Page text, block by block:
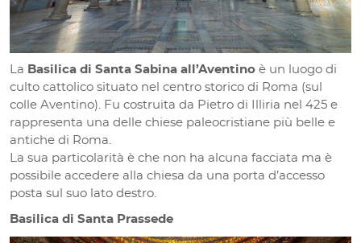
La Basilica di Santa Sabina all’Aventino è un luogo di
culto cattolico situato nel centro storico di Roma (sul
colle Aventino). Fu costruita da Pietro di Illiria nel 425 e
rappresenta una delle chiese paleocristiane più belle e
antiche di Roma.
La sua particolarità è che non ha alcuna facciata ma è
possibile accedere alla chiesa da una porta d’accesso
posta sul suo lato destro.
Basilica di Santa Prassede